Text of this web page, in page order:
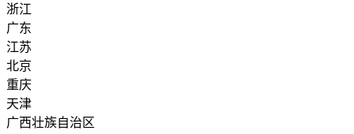
浙江
广东
江苏
北京
重庆
天津
广西壮族自治区